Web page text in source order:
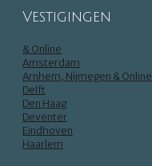
Vestigingen
& Online
Amsterdam
Arnhem, Nijmegen & Online
Delft
Den Haag
Deventer
Eindhoven
Haarlem